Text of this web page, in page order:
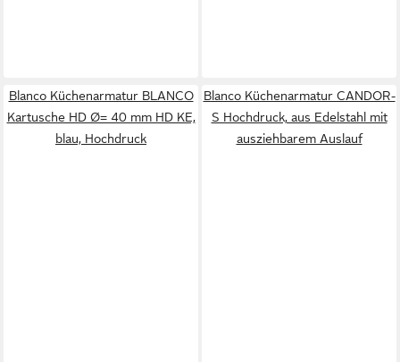
Blanco Küchenarmatur BLANCO
Kartusche HD Ø= 40 mm HD KE,
blau, Hochdruck
Blanco Küchenarmatur CANDOR-
S Hochdruck, aus Edelstahl mit
ausziehbarem Auslauf